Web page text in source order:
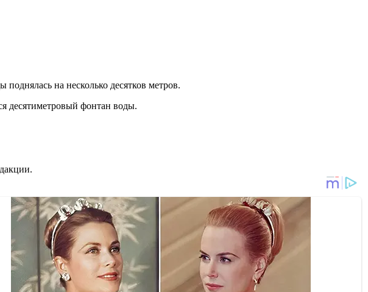
поднялась на несколько десятков метров.
десятиметровый фонтан воды.